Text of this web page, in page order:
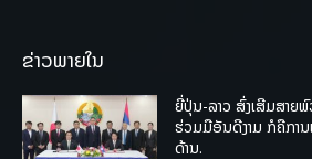
ຂ່າວພາຍໃນ
ຍີ່ປຸ່ນ-ລາວ ສົ່ງເສີມສາຍ
ຮ່ວມມືອັນດີງາມ ກໍຄືກາ
ດ້ານ.